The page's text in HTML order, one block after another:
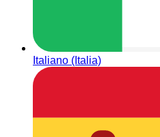
Italiano (Italia)